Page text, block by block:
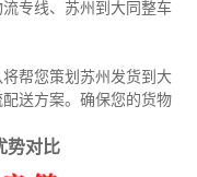
专线、苏州到大同整车
帮您策划苏州发货到大
送方案。确保您的货物
势对比